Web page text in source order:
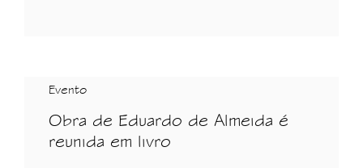
Evento
Obra de Eduardo de Almeida é
reunida em livro